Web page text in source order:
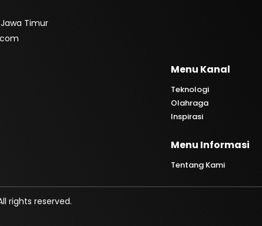
Timur
Menu Kanal
Teknologi
Olahraga
Inspirasi
Menu Informasi
Tentang Kami
rights reserved.